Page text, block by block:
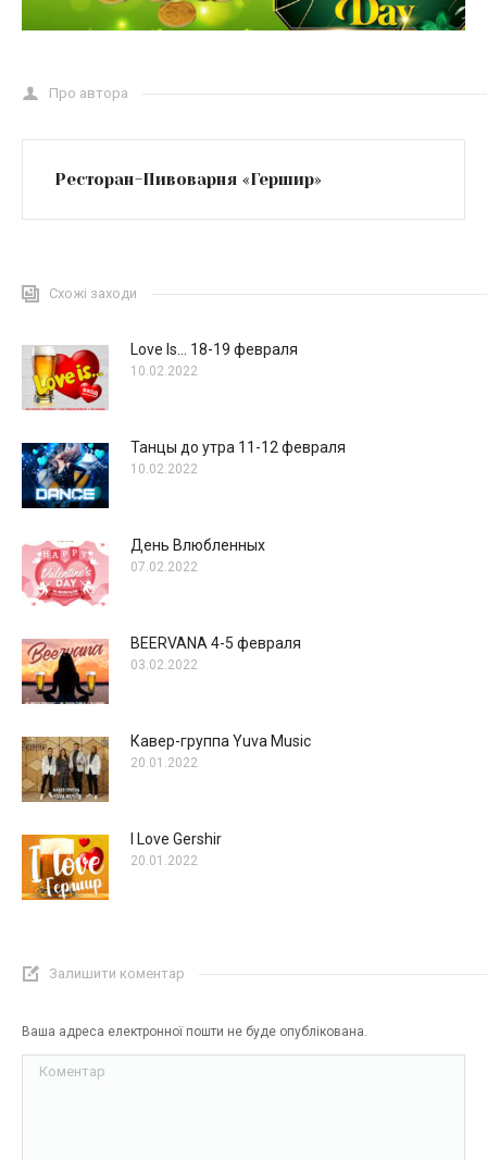
Про автора
Ресторан-Пивоварня «Гершир»
Схожі заходи
Love Is… 18-19 февраля
10.02.2022
Танцы до утра 11-12 февраля
10.02.2022
День Влюбленных
07.02.2022
BEERVANA 4-5 февраля
03.02.2022
Кавер-группа Yuva Music
20.01.2022
I Love Gershir
20.01.2022
Залишити коментар
Ваша адреса електронної пошти не буде опублікована.
Коментар